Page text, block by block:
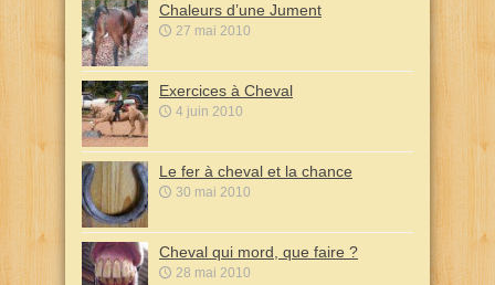
Chaleurs d’une Jument
27 mai 2010
Exercices à Cheval
4 juin 2010
Le fer à cheval et la chance
30 mai 2010
Cheval qui mord, que faire ?
28 mai 2010